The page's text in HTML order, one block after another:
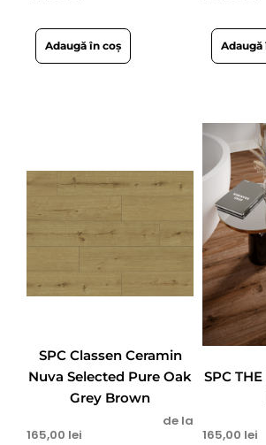
Adaugă în coș Adaugă
SPC Classen Ceramin
Nuva Selected Pure Oak
Grey Brown
de la
165,00 lei
SPC
165,00 lei